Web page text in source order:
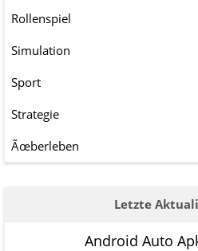
Rollenspiel
Simulation
Sport
Strategie
Ãœberleben
Letzte
Android Auto